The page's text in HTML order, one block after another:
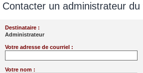
Contacter un administrateur du
Destinataire :
Administrateur
Votre adresse de courriel :
Votre nom :